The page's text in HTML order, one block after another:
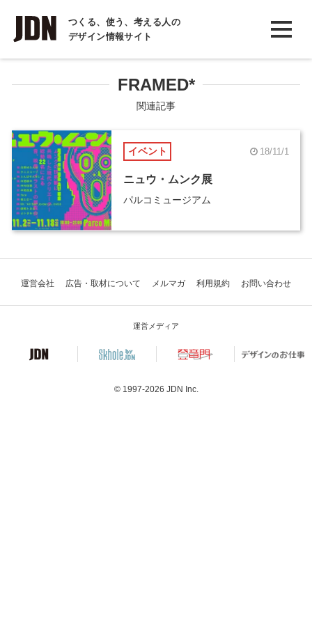
つくる、使う、考える人の
デザイン情報サイト
INTERVIEW
インタビュー
COLUMN
コラム
FRAMED*
関連記事
イベント 18/11/1
ニュウ・ムンク展
パルコミュージアム
運営会社 広告・取材について メルマガ 利用規約 お問い合わせ
運営メディア
© 1997-2026 JDN Inc.